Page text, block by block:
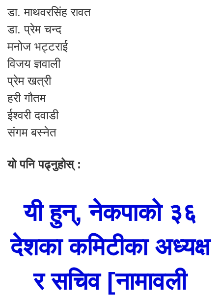
डा. माथवरसिंह रावत
डा. प्रेम चन्द
मनोज भट्टराई
विजय ज्ञवाली
प्रेम खत्री
हरी गौतम
ईश्वरी दवाडी
संगम बस्नेत
यो पनि पढ्नुहोस् :
यी हुन्, नेकपाको ३६
देशका कमिटीका अध्यक्ष
र सचिव [नामावली